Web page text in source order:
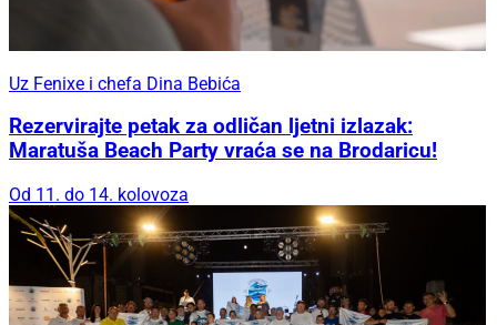
Uz Fenixe i chefa Dina Bebića
Rezervirajte petak za odličan ljetni izlazak:
Maratuša Beach Party vraća se na Brodaricu!
Od 11. do 14. kolovoza